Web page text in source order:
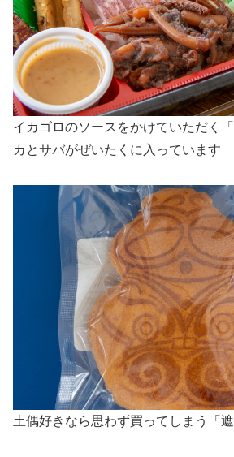
イカゴロのソースをかけていただく
カとサバがぜいたくに入っています
土偶好きなら思わず買ってしまう「